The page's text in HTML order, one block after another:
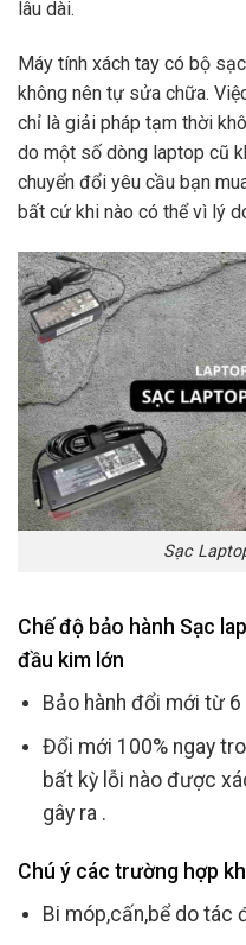
lâu dài.
Máy tính xách tay có bộ
không nên tự sửa chữa.
chỉ là giải pháp tạm thời
do một số dòng laptop cũ
chuyển đổi yêu cầu bạn
bất cứ khi nào có thể vì lý
Sạc
Chế độ bảo hành Sạc
đầu kim lớn
Bảo hành đổi mới từ
Đổi mới 100% ngay
bất kỳ lỗi nào được
gây ra .
Chú ý các trường hợp
Bi móp,cấn,bể do tác